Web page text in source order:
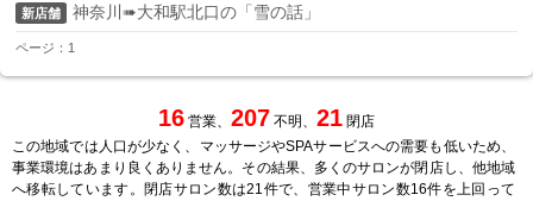
新店舗 神奈川➠大和駅北口の「雪の話」
ページ：1
16 営業、 207 不明、 21 閉店
この地域では人口が少なく、マッサージやSPAサービスへの需要も低いため、
事業環境はあまり良くありません。その結果、多くのサロンが閉店し、他地域
へ移転しています。閉店サロン数は21件で、営業中サロン数16件を上回って